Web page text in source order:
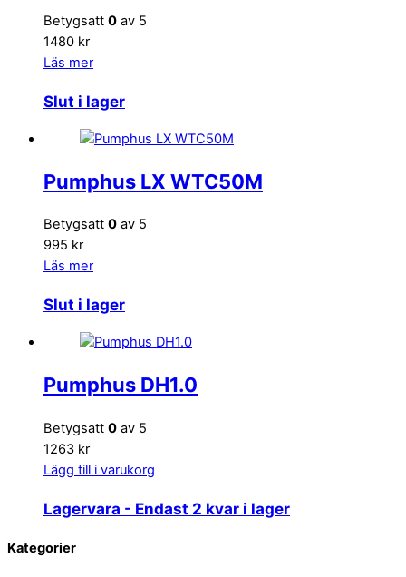
Betygsatt 0 av 5
1480 kr
Läs mer
Slut i lager
Pumphus LX WTC50M
Betygsatt 0 av 5
995 kr
Läs mer
Slut i lager
Pumphus DH1.0
Betygsatt 0 av 5
1263 kr
Lägg till i varukorg
Lagervara - Endast 2 kvar i lager
Back
Kategorier